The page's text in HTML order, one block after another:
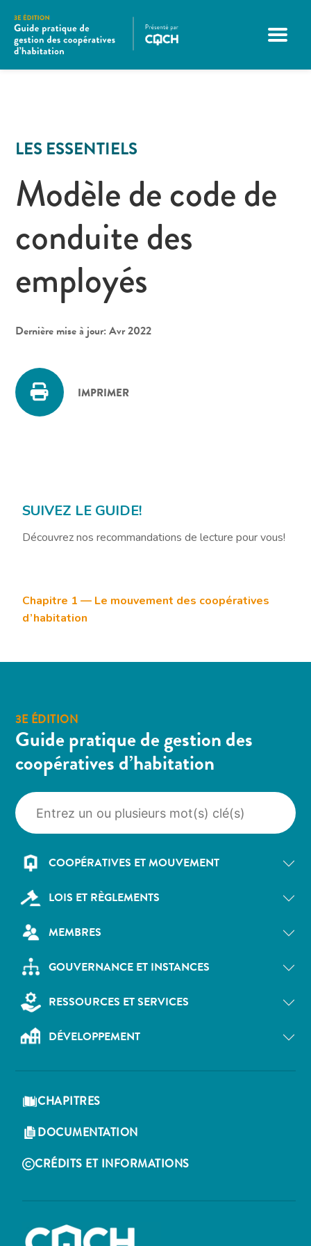
LES ESSENTIELS
Modèle de code de
conduite des
employés
Dernière mise à jour: Avr 2022
IMPRIMER
SUIVEZ LE GUIDE!
Découvrez nos recommandations de lecture pour vous!
Chapitre 1 — Le mouvement des coopératives
d’habitation
3E ÉDITION
Guide pratique de gestion des
coopératives d’habitation
COOPÉRATIVES ET MOUVEMENT
LOIS ET RÈGLEMENTS
MEMBRES
GOUVERNANCE ET INSTANCES
RESSOURCES ET SERVICES
DÉVELOPPEMENT
CHAPITRES
DOCUMENTATION
CRÉDITS ET INFORMATIONS